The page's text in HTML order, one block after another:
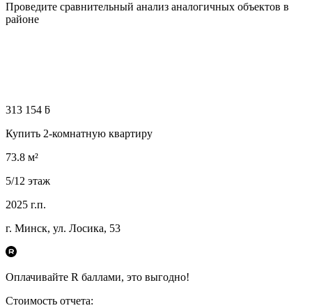
Проведите сравнительный анализ аналогичных объектов в
районе
313 154 ƃ
Купить 2-комнатную квартиру
73.8 м²
5/12 этаж
2025 г.п.
г. Минск, ул. Лосика, 53
Оплачивайте R баллами, это выгодно!
Стоимость отчета: